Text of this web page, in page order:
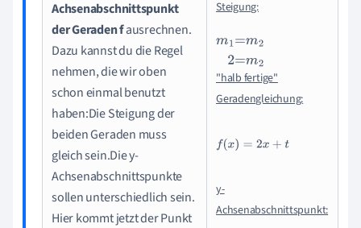
Achsenabschnittspunkt
der Geraden fausrechnen.
Dazu kannst du die Regel
nehmen, die wir oben
schon einmal benutzt
haben:Die Steigung der
beiden Geraden muss
gleich sein.Die y-
Achsenabschnittspunkte
sollen unterschiedlich sein.
Hier kommt jetzt der Punkt
Steigung:
1= 2=
"halb fertige"
Geradengleichung:
f(x)=2 x+t
y-
Achsenabschnittspunkt: